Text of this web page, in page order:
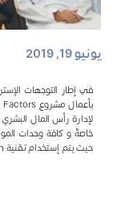
يونيو 19, 2019
في إطار التوجهات
لإدارة رأس المال
خاصةً و كافة وحدات
حيث يتم إستخدام تقنية Cloud Solution لهذا المشروع.